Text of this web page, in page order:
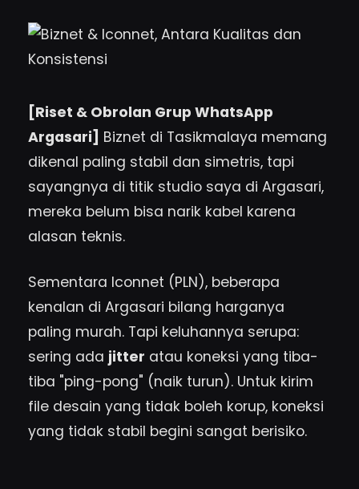
[Riset & Obrolan Grup WhatsApp
Argasari] Biznet di Tasikmalaya memang
dikenal paling stabil dan simetris, tapi
sayangnya di titik studio saya di Argasari,
mereka belum bisa narik kabel karena
alasan teknis.
Sementara Iconnet (PLN), beberapa
kenalan di Argasari bilang harganya
paling murah. Tapi keluhannya serupa:
sering ada jitter atau koneksi yang tiba-
tiba "ping-pong" (naik turun). Untuk kirim
file desain yang tidak boleh korup, koneksi
yang tidak stabil begini sangat berisiko.